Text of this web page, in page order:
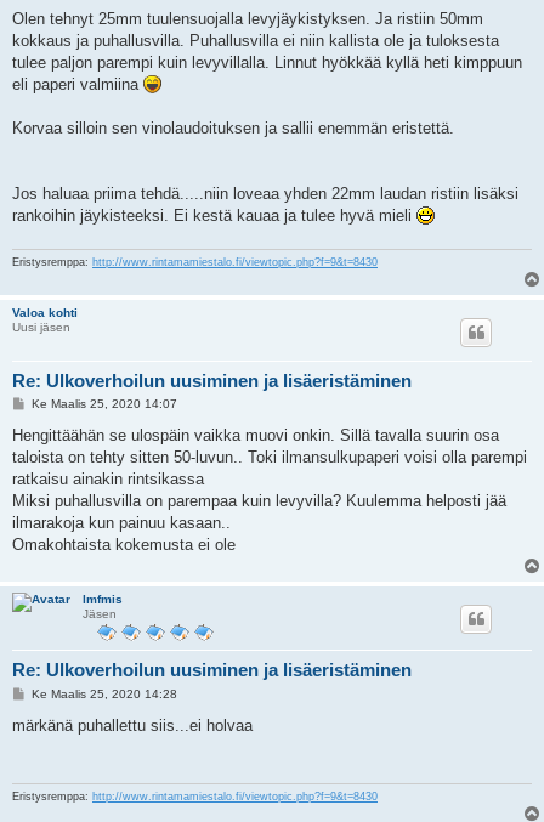
e
t
i
Olen tehnyt 25mm tuulensuojalla levyjäykistyksen. Ja ristiin 50mm
kokkaus ja puhallusvilla. Puhallusvilla ei niin kallista ole ja tuloksesta
tulee paljon parempi kuin levyvillalla. Linnut hyökkää kyllä heti kimppuun
eli paperi valmiina
Korvaa silloin sen vinolaudoituksen ja sallii enemmän eristettä.
Jos haluaa priima tehdä.....niin loveaa yhden 22mm laudan ristiin lisäksi
rankoihin jäykisteeksi. Ei kestä kauaa ja tulee hyvä mieli
Eristysremppa: http://www.rintamamiestalo.fi/viewtopic.php?f=9&t=8430
Valoa kohti
Uusi jäsen
Re: Ulkoverhoilun uusiminen ja lisäeristäminen
V
e
t
i
Ke Maalis 25, 2020 14:07
Hengittäähän se ulospäin vaikka muovi onkin. Sillä tavalla suurin osa
taloista on tehty sitten 50-luvun.. Toki ilmansulkupaperi voisi olla parempi
ratkaisu ainakin rintsikassa
Miksi puhallusvilla on parempaa kuin levyvilla? Kuulemma helposti jää
ilmarakoja kun painuu kasaan..
Omakohtaista kokemusta ei ole
lmfmis
Jäsen
Re: Ulkoverhoilun uusiminen ja lisäeristäminen
V
e
Ke Maalis 25, 2020 14:28
märkänä puhallettu siis...ei holvaa
Eristysremppa: http://www.rintamamiestalo.fi/viewtopic.php?f=9&t=8430